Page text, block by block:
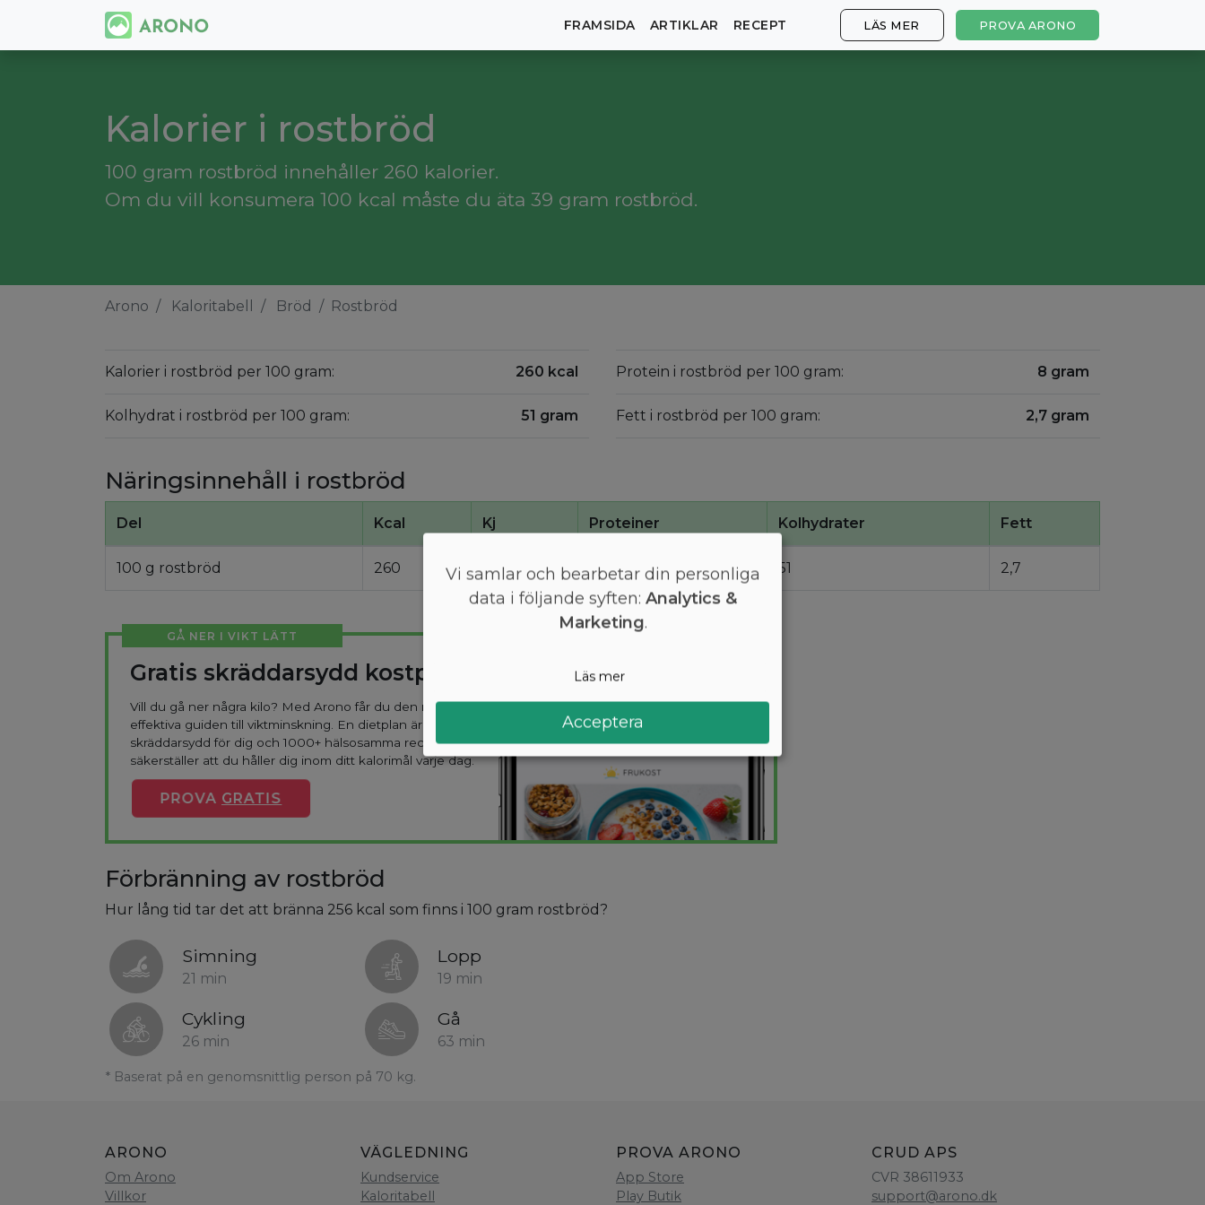
FRAMSIDA ARTIKLAR RECEPT LÄS MER PROVA ARONO
Kalorier i rostbröd
100 gram rostbröd innehåller 260 kalorier.
Om du vill konsumera 100 kcal måste du äta 39 gram rostbröd.
Arono Kaloritabell Bröd Rostbröd
Kalorier i rostbröd per 100 gram: 260 kcal
Kolhydrat i rostbröd per 100 gram: 51 gram
Protein i rostbröd per 100 gram: 8 gram
Fett i rostbröd per 100 gram: 2,7 gram
Näringsinnehåll i rostbröd
Del Kcal Kj Proteiner Kolhydrater Fett
100 g rostbröd 260 1100 8 51 2,7
GÅ NER I VIKT LÄTT
Gratis skräddarsydd kostplan
Vill du gå ner några kilo? Med Arono får du den mest
effektiva guiden till viktminskning. En dietplan är
skräddarsydd för dig och 1000+ hälsosamma recept
säkerställer att du håller dig inom ditt kalorimål varje dag.
PROVA GRATIS
Förbränning av rostbröd
Hur lång tid tar det att bränna 256 kcal som finns i 100 gram rostbröd?
Simning
21 min
Lopp
19 min
Cykling
26 min
Gå
63 min
* Baserat på en genomsnittlig person på 70 kg.
ARONO
Om Arono
Villkor
VÄGLEDNING
Kundservice
Kaloritabell
PROVA ARONO
App Store
Play Butik
CRUD APS
CVR 38611933
support@arono.dk
Vi samlar och bearbetar din personliga
data i följande syften: Analytics &
Marketing.
Läs mer
Acceptera